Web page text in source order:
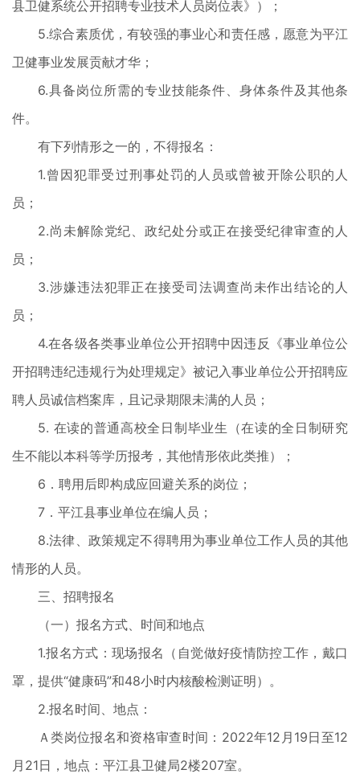
县卫健系统公开招聘专业技术人员岗位表》）；
5.综合素质优，有较强的事业心和责任感，愿意为平江
卫健事业发展贡献才华；
6.具备岗位所需的专业技能条件、身体条件及其他条
件。
有下列情形之一的，不得报名：
1.曾因犯罪受过刑事处罚的人员或曾被开除公职的人
员；
2.尚未解除党纪、政纪处分或正在接受纪律审查的人
员；
3.涉嫌违法犯罪正在接受司法调查尚未作出结论的人
员；
4.在各级各类事业单位公开招聘中因违反《事业单位公
开招聘违纪违规行为处理规定》被记入事业单位公开招聘应
聘人员诚信档案库，且记录期限未满的人员；
5. 在读的普通高校全日制毕业生（在读的全日制研究
生不能以本科等学历报考，其他情形依此类推）；
6．聘用后即构成应回避关系的岗位；
7．平江县事业单位在编人员；
8.法律、政策规定不得聘用为事业单位工作人员的其他
情形的人员。
三、招聘报名
（一）报名方式、时间和地点
1.报名方式：现场报名（自觉做好疫情防控工作，戴口
罩，提供“健康码”和48小时内核酸检测证明）。
2.报名时间、地点：
Ａ类岗位报名和资格审查时间：2022年12月19日至12
月21日，地点：平江县卫健局2楼207室。